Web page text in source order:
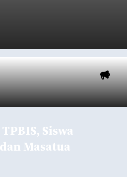
Siswa
Masatua